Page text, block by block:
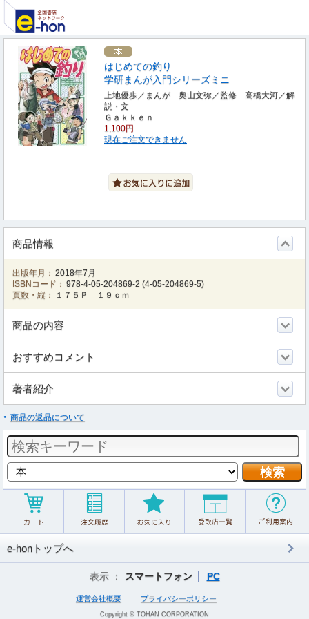
はじめての釣り
学研まんが入門シリーズミニ
上地優歩／まんが 奥山文弥／監修 高橋大河／解
説・文
Ｇａｋｋｅｎ
1,100円
現在ご注文できません
商品情報
出版年月： 2018年7月
ISBNコード： 978-4-05-204869-2 (4-05-204869-5)
頁数・縦：
１７５Ｐ １９ｃｍ
商品の内容
おすすめコメント
著者紹介
商品の返品について
e-honトップへ
表示 ： スマートフォン PC
運営会社概要 プライバシーポリシー
Copyright © TOHAN CORPORATION